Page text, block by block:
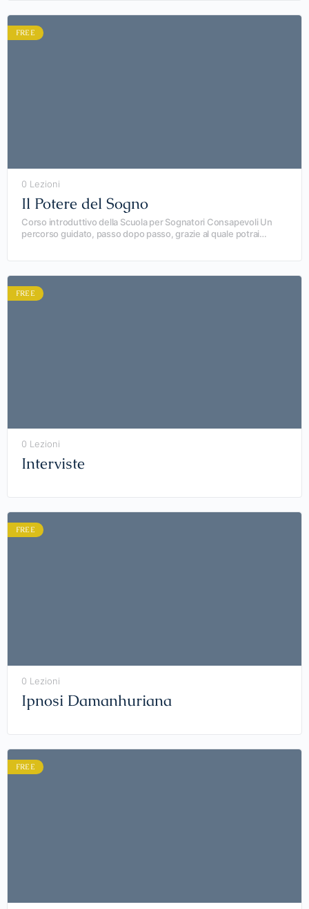
FREE
0 Lezioni
Il Potere del Sogno
Corso introduttivo della Scuola per Sognatori Consapevoli Un
percorso guidato, passo dopo passo, grazie al quale potrai
FREE
0 Lezioni
Interviste
FREE
0 Lezioni
Ipnosi Damanhuriana
FREE